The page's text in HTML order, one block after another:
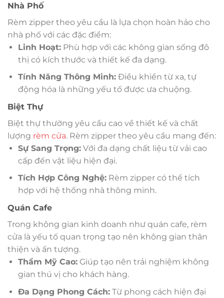
Nhà Phố
Rèm zipper theo yêu cầu là lựa chọn hoàn hảo cho
nhà phố với các đặc điểm:
Linh Hoạt:Phù hợp với các không gian sống đô
thị có kích thước và thiết kế đa dạng.
Tính Năng Thông Minh:Điều khiển từ xa, tự
động hóa là những yếu tố được ưa chuộng.
Biệt Thự
Biệt thự thường yêu cầu cao về thiết kế và chất
lượng rèm cửa. Rèm zipper theo yêu cầu mang đến:
Sự Sang Trọng:Với đa dạng chất liệu từ vải cao
cấp đến vật liệu hiện đại.
Tích Hợp Công Nghệ:Rèm zipper có thể tích
hợp với hệ thống nhà thông minh.
Quán Cafe
Trong không gian kinh doanh như quán cafe, rèm
cửa là yếu tố quan trọng tạo nên không gian thân
thiện và ấn tượng.
Thẩm Mỹ Cao:Giúp tạo nên trải nghiệm không
gian thú vị cho khách hàng.
Đa Dạng Phong Cách:Từ phong cách hiện đại